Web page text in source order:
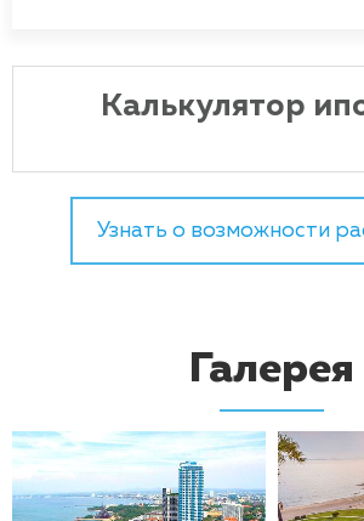
Калькулятор
Узнать о возможности
Галерея